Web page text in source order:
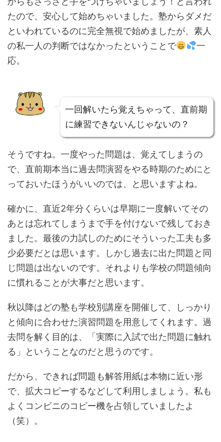
たので、安心して始めちゃいました。塾からダメだ
といわれているのに完全無視で始めましたが、素人
の私一人の判断ではなかったということで
一
応。
一回解いたら覚えちゃって、直前期
に練習できないんじゃないの？
そうですね。一度やった問題は、覚えてしまうの
で、直前期本当に過去問演習をやる時期のためにと
っておいたほうがいいのでは、と思いますよね。
確かに、直近2年分くらいは早期に一度解いてその
あとは忘れてしまうまで手を付けないで残しておき
ました。最後の力試しのためにそういった工夫も多
少必要だとは思います。しかし過去に出た問題と同
じ問題は出ないのです。それよりも学校の問題傾向
に慣れることが大事だと思います。
秋以降はどの塾も学校別講座を開催して、しっかり
と傾向に合わせた演習問題を用意してくれます。過
去問を解く目的は、「実際に入試で出た問題に触れ
る」ということなのだと思うのです。
だから、できれば問題も解答用紙は本物に近い形
で、拡大コピーするなどして利用しましょう。私も
よくコンビニのコピー機を占領していましたよ
（笑）。